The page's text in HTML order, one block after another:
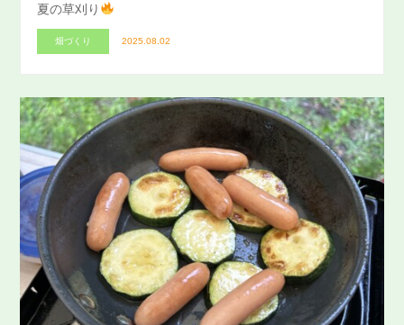
夏の草刈り
畑づくり 2025.08.02